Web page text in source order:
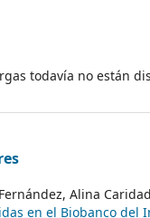
todavía no están
Alina
en el Biobanco del